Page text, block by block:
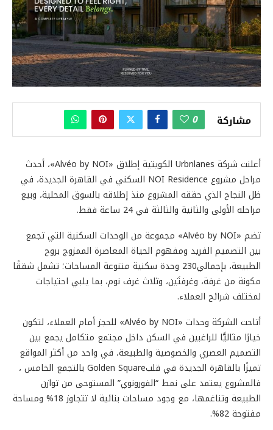
مشاركة 0
أعلنت شركة Urbnlanes الكويتية إطلاق «Alvéo by NOI»، أحدث
مراحل مشروع NOI Residence السكني في القاهرة الجديدة، في
ظل النجاح الذي حققه المشروع منذ إطلاقه بالسوق المحلية، وبيع
مراحله الأولى والثانية والثالثة في 24 ساعة فقط.
تضم «Alvéo by NOI» مجموعة من الوحدات السكنية التي تجمع
بين التصميم الفريد ومفهوم الحياة المعاصرة الممزوج بروح
الطبيعة، بإجمالي230 وحدة سكنية متنوعة المساحات؛ تشمل شققًا
مكونة من غرفة، وغرفتَين، وثلاث غرف نوم، بما يلبي احتياجات
لمختلف شرائح العملاء.
أتاحت الشركة وحدات «Alvéo by NOI» للحجز أمام العملاء، لتكون
خيارًا مثاليًّا للراغبين في السكن داخل مجتمع متكامل يجمع بين
التصميم العصري والخصوصية والطبيعة، في واحد من أكثر المواقع
تميزًا بالقاهرة الجديدة في قلبGolden Square بالتجمع الخامس ،
فالمشروع يعتمد على نمط “الفورونوي” المستوحى من توازن
الطبيعة وتناغمها، مع وجود مساحات بنائية لا تتجاوز 18% ومساحة
مفتوحة 82%.